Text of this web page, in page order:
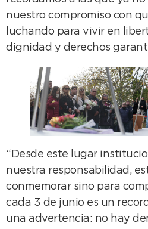
nuestro compromiso con
luchando para vivir en
dignidad y derechos
“Desde este lugar
nuestra responsabilidad,
conmemorar sino para
cada 3 de junio es un
una advertencia: no hay